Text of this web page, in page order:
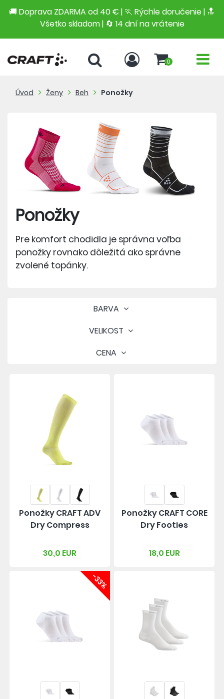
🚚 Doprava ZDARMA od 40 € | 🏃 Rýchle doručenie | 🔝
Všetko skladom | 🔄 14 dní na vrátenie
0
Úvod Ženy Beh Ponožky
Ponožky
Pre komfort chodidla je správna voľba
ponožky rovnako dôležitá ako správne
zvolené topánky.
BARVA
VELIKOST
CENA
Ponožky CRAFT ADV
Dry Compress
30,0 EUR
Ponožky CRAFT CORE
Dry Footies
18,0 EUR
-33%